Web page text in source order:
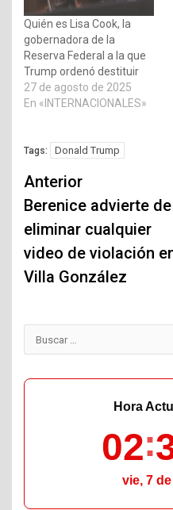
Quién es Lisa Cook, la
gobernadora de la
Reserva Federal a la que
Trump ordenó destituir
27 de agosto de 2025
En «INTERNACIONALES»
Tags: Donald Trump
Navegación
de
entradas
Anterior
Berenice advierte de
eliminar cualquier
video de violación
Villa González
Buscar:
Hora
02
vie, 7